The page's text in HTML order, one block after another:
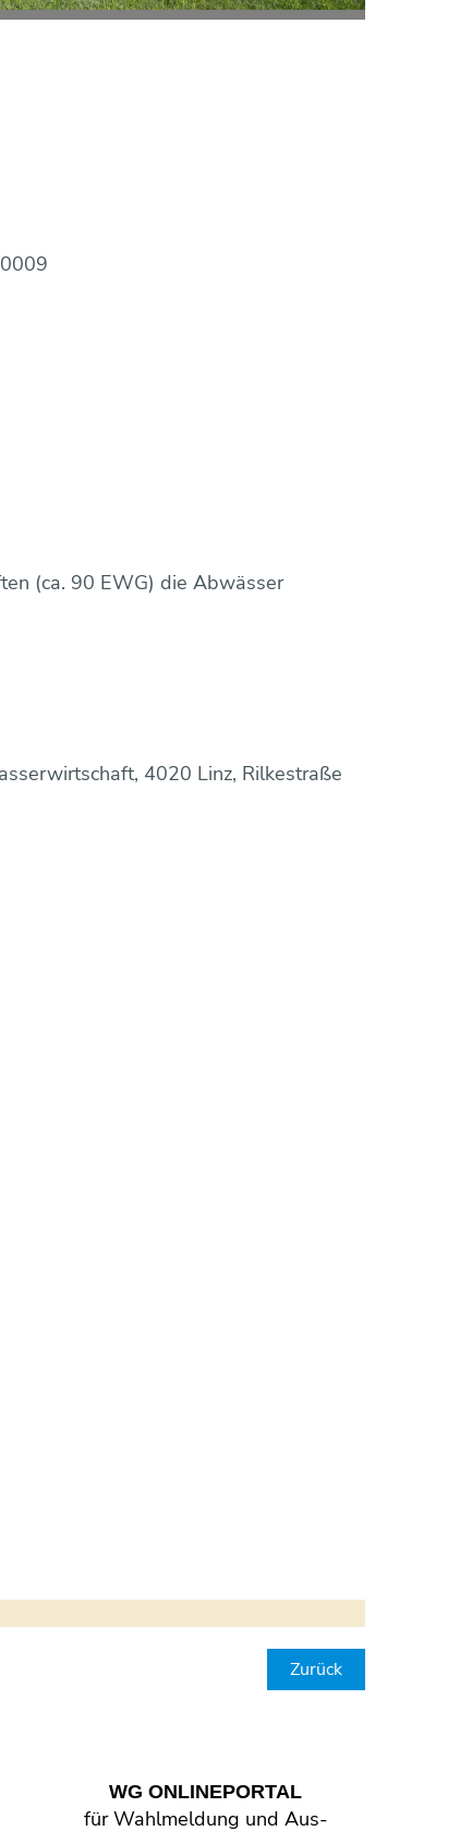
(ca. 90 EWG) die Abwässer
4020 Linz, Rilkestraße
Zurück
WG ONLINE­PORTAL
für Wahl­meldung und Aus­